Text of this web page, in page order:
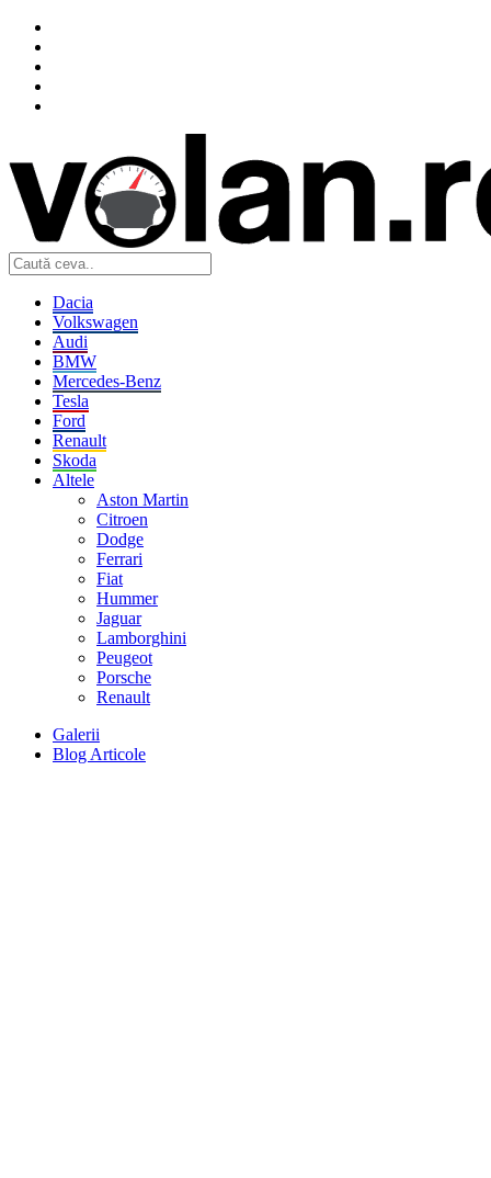
Dacia
Volkswagen
Audi
BMW
Mercedes-Benz
Tesla
Ford
Renault
Skoda
Altele
Aston Martin
Citroen
Dodge
Ferrari
Fiat
Hummer
Jaguar
Lamborghini
Peugeot
Porsche
Renault
Galerii
Blog Articole